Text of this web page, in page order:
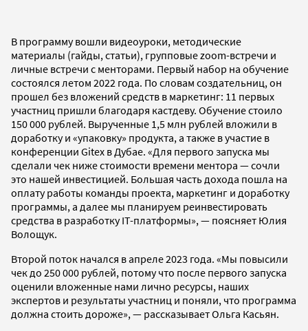
В программу вошли видеоуроки, методические
материалы (гайды, статьи), групповые zoom-встречи и
личные встречи с менторами. Первый набор на обучение
состоялся летом 2022 года. По словам создательниц, он
прошел без вложений средств в маркетинг: 11 первых
участниц пришли благодаря кастдеву. Обучение стоило
150 000 рублей. Вырученные 1,5 млн рублей вложили в
доработку и «упаковку» продукта, а также в участие в
конференции Gitex в Дубае. «Для первого запуска мы
сделали чек ниже стоимости времени ментора — сочли
это нашей инвестицией. Большая часть дохода пошла на
оплату работы команды проекта, маркетинг и доработку
программы, а далее мы планируем реинвестировать
средства в разработку IT-платформы», — поясняет Юлия
Волощук.
Второй поток начался в апреле 2023 года. «Мы повысили
чек до 250 000 рублей, потому что после первого запуска
оценили вложенные нами лично ресурсы, наших
экспертов и результаты участниц и поняли, что программа
должна стоить дороже», — рассказывает Ольга Касьян.